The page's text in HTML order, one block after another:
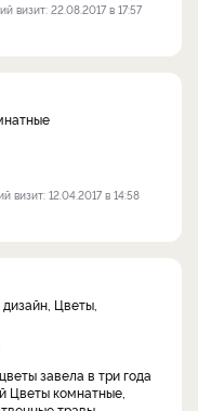
визит: 22.08.2017 в 17:57
визит: 12.04.2017 в 14:58
Цветы,
завела в три года
Цветы комнатные,